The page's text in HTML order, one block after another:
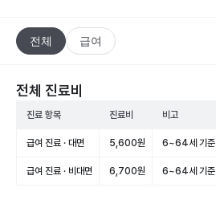
전체 급여
전체 진료비
진료 항목 진료비 비고
급여 진료 · 대면 5,600원 6~64세 기준
급여 진료 · 비대면 6,700원 6~64세 기준